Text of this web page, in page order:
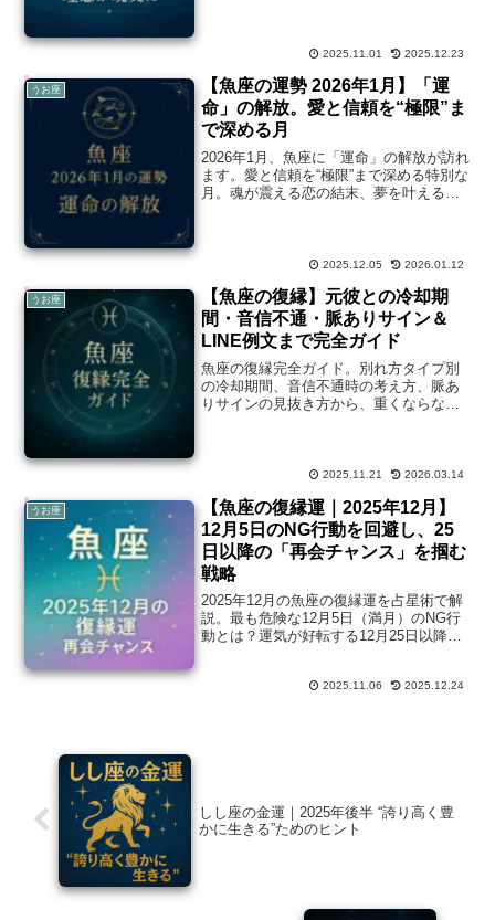
2025.11.01 2025.12.23
うお座
【魚座の運勢 2026年1月】「運
命」の解放。愛と信頼を“極限”ま
で深める月
2026年1月、魚座に「運命」の解放が訪れ
ます。愛と信頼を“極限”まで深める特別な
月。魂が震える恋の結末、夢を叶える仕
2025.12.05 2026.01.12
うお座
【魚座の復縁】元彼との冷却期
間・音信不通・脈ありサイン＆
LINE例文まで完全ガイド
魚座の復縁完全ガイド。別れ方タイプ別
の冷却期間、音信不通時の考え方、脈あ
りサインの見抜き方から、重くならない
2025.11.21 2026.03.14
うお座
【魚座の復縁運｜2025年12月】
12月5日のNG行動を回避し、25
日以降の「再会チャンス」を掴む
戦略
2025年12月の魚座の復縁運を占星術で解
説。最も危険な12月5日（満月）のNG行
動とは？運気が好転する12月25日以降に
2025.11.06 2025.12.24
しし座の金運｜2025年後半 “誇り高く豊
かに生きる”ためのヒント